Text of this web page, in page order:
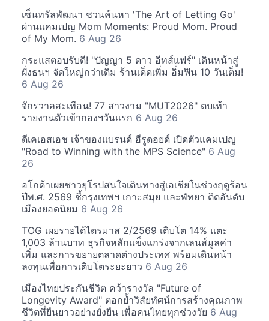
เซ็นทรัลพัฒนา ชวนค้นหา 'The Art of Letting Go'
ผ่านแคมเปญ Mom Moments: Proud Mom. Proud
of My Mom. 6 Aug 26
กระแสตอบรับดี! "ปัญญา 5 ดาว อีทส์แฟร์" เดินหน้าสู่
ฝั่งธนฯ จัดใหญ่กว่าเดิม ร้านเด็ดเพิ่ม อิ่มฟิน 10 วันเต็ม!
6 Aug 26
จักรวาลสะเทือน! 77 สาวงาม "MUT2026" ตบเท้า
รายงานตัวเข้ากองฯวันแรก 6 Aug 26
ดีเคเอสเอช เจ้าของแบรนด์ ฮีรูดอยด์ เปิดตัวแคมเปญ
"Road to Winning with the MPS Science" 6 Aug
26
อโกด้าเผยชาวยุโรปสนใจเดินทางสู่เอเชียในช่วงฤดูร้อน
ปีพ.ศ. 2569 ชี้กรุงเทพฯ เกาะสมุย และพัทยา ติดอันดับ
เมืองยอดนิยม 6 Aug 26
TOG เผยรายได้ไตรมาส 2/2569 เติบโต 14% แตะ
1,003 ล้านบาท ธุรกิจหลักแข็งแกร่งจากเลนส์มูลค่า
เพิ่ม และการขยายตลาดต่างประเทศ พร้อมเดินหน้า
ลงทุนเพื่อการเติบโตระยะยาว 6 Aug 26
เมืองไทยประกันชีวิต คว้ารางวัล "Future of
Longevity Award" ตอกย้ำวิสัยทัศน์การสร้างคุณภาพ
ชีวิตที่ยืนยาวอย่างยั่งยืน เพื่อคนไทยทุกช่วงวัย 6 Aug